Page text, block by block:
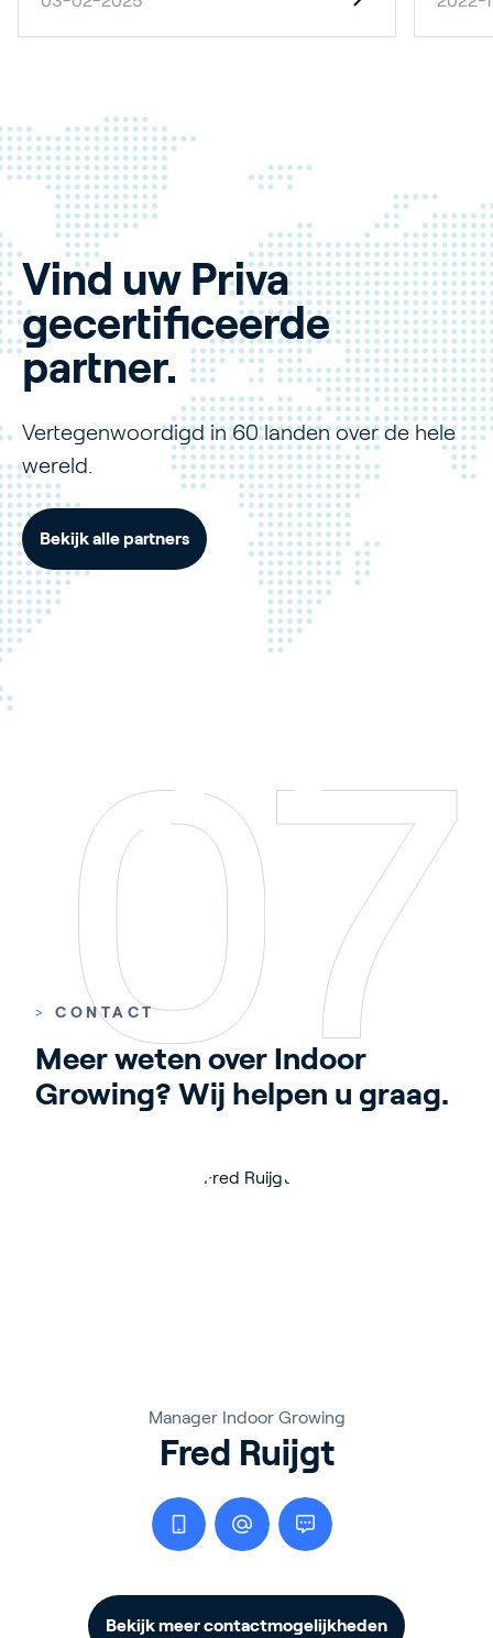
Vind uw Priva
gecertificeerde
partner.
Vertegenwoordigd in 60 landen over de hele
wereld.
Bekijk alle partners
> CONTACT
Meer weten over Indoor
Growing? Wij helpen u graag.
Manager Indoor Growing
Fred Ruijgt
Bekijk meer contactmogelijkheden